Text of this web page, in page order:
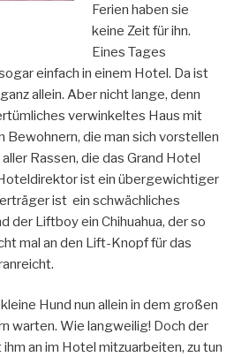
Ferien haben sie
keine Zeit für ihn.
Eines Tages
einfach in einem Hotel. Da ist
allein. Aber nicht lange, denn
verwinkeltes Haus mit
die man sich vorstellen
Rassen, die das Grand Hotel
ist ein übergewichtiger
ist ein schwächliches
der Liftboy ein Chihuahua, der so
mal an den Lift-Knopf für das
Hund nun allein in dem großen
warten. Wie langweilig! Doch der
an im Hotel mitzuarbeiten, zu tun